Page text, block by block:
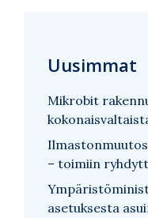
Uusimmat
Mikrobit
– toimiin
asetuksesta